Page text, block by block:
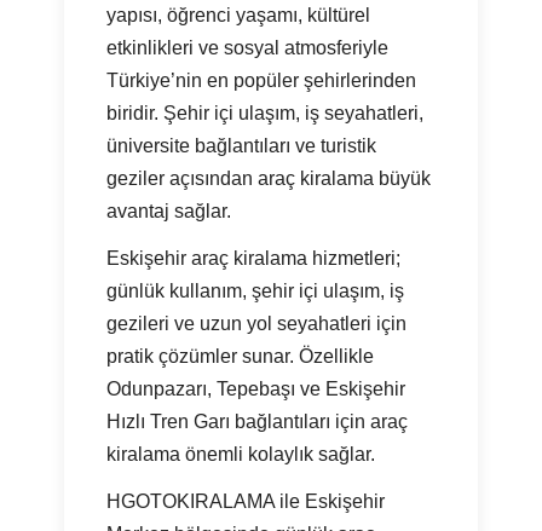
yapısı, öğrenci yaşamı, kültürel
etkinlikleri ve sosyal atmosferiyle
Türkiye’nin en popüler şehirlerinden
biridir. Şehir içi ulaşım, iş seyahatleri,
üniversite bağlantıları ve turistik
geziler açısından araç kiralama büyük
avantaj sağlar.
Eskişehir araç kiralama hizmetleri;
günlük kullanım, şehir içi ulaşım, iş
gezileri ve uzun yol seyahatleri için
pratik çözümler sunar. Özellikle
Odunpazarı, Tepebaşı ve Eskişehir
Hızlı Tren Garı bağlantıları için araç
kiralama önemli kolaylık sağlar.
HGOTOKIRALAMA ile Eskişehir